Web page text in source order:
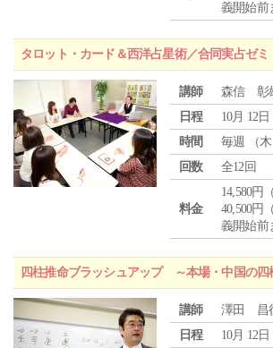
義開始前
タロット・カード＆西洋占星術／合同実占ゼ
講師
森信 彰
日程
10月 12日
時間
毎週 （木
回数
全12回
料金
14,580円
40,500円
義開始前
四柱推命ブラッシュアップ ～本場・中国の四
講師
澤田 昌
日程
10月 12日